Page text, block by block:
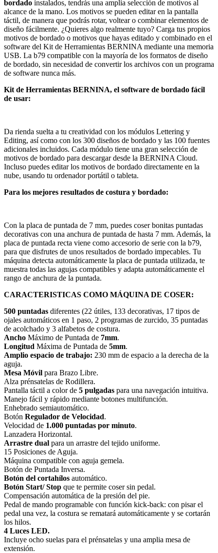
bordado instalados, tendrás una amplia selección de motivos al
alcance de la mano. Los motivos se pueden editar en la pantalla
táctil, de manera que podrás rotar, voltear o combinar elementos de
diseño fácilmente. ¿Quieres algo realmente tuyo? Carga tus propios
motivos de bordado o motivos que hayas editado y combinado en el
software del Kit de Herramientas BERNINA mediante una memoria
USB. La b79 compatible con la mayoría de los formatos de diseño
de bordado, sin necesidad de convertir los archivos con un programa
de software nunca más.
Kit de Herramientas BERNINA, el software de bordado fácil
de usar:
Da rienda suelta a tu creatividad con los módulos Lettering y
Editing, así como con los 300 diseños de bordado y las 100 fuentes
adicionales incluidos. Cada módulo tiene una gran selección de
motivos de bordado para descargar desde la BERNINA Cloud.
Incluso puedes editar los motivos de bordado directamente en la
nube, usando tu ordenador portátil o tableta.
Para los mejores resultados de costura y bordado:
Con la placa de puntada de 7 mm, puedes coser bonitas puntadas
decorativas con una anchura de puntada de hasta 7 mm. Además, la
placa de puntada recta viene como accesorio de serie con la b79,
para que disfrutes de unos resultados de bordado impecables. Tu
máquina detecta automáticamente la placa de puntada utilizada, te
muestra todas las agujas compatibles y adapta automáticamente el
rango de anchura de la puntada.
CARACTERISTICAS COMO MÁQUINA DE COSER:
500 puntadas diferentes (22 útiles, 133 decorativas, 17 tipos de
ojales automáticos en 1 paso, 2 programas de zurcido, 35 puntadas
de acolchado y 3 alfabetos de costura.
Ancho Máximo de Puntada de 7mm.
Longitud Máxima de Puntada de 5mm.
Amplio espacio de trabajo: 230 mm de espacio a la derecha de la
aguja.
Mesa Móvil para Brazo Libre.
Alza prénsatelas de Rodillera.
Pantalla táctil a color de 5 pulgadas para una navegación intuitiva.
Manejo fácil y rápido mediante botones multifunción.
Enhebrado semiautomático.
Botón Regulador de Velocidad.
Velocidad de 1.000 puntadas por minuto.
Lanzadera Horizontal.
Arrastre dual para un arrastre del tejido uniforme.
15 Posiciones de Aguja.
Máquina compatible con aguja gemela.
Botón de Puntada Inversa.
Botón del cortahílos automático.
Botón Start/ Stop que te permite coser sin pedal.
Compensación automática de la presión del pie.
Pedal de mando programable con función kick-back: con pisar el
pedal una vez, la costura se rematará automáticamente y se cortarán
los hilos.
4 Luces LED.
Incluye ocho suelas para el prénsatelas y una amplia mesa de
extensión.